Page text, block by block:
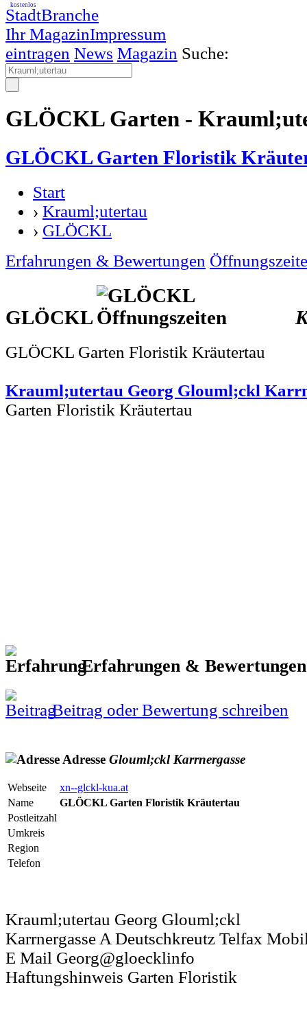
StadtBranche
Ihr MagazinImpressum
kostenlos
eintragen News Magazin Suche:
GLÖCKL Garten -
GLÖCKL Garten Floristik
Start
› Krauml;utertau
› GLÖCKL
Erfahrungen & Bewertungen
GLÖCKL
GLÖCKL Garten Floristik Kräutertau
Krauml;utertau Georg Glouml;ckl
Garten Floristik Kräutertau
Erfahrungen &
Beitrag oder Bewertung schreiben
Adresse Glouml;ckl Karrnergasse
Webseite
xn--glckl-kua.at
Name
GLÖCKL Garten Floristik Kräutertau
Postleitzahl
Umkreis
Region
Telefon
Krauml;utertau Georg Glouml;ckl
Karrnergasse A Deutschkreutz Telfax
E Mail Georg@gloecklinfo
Haftungshinweis Garten Floristik